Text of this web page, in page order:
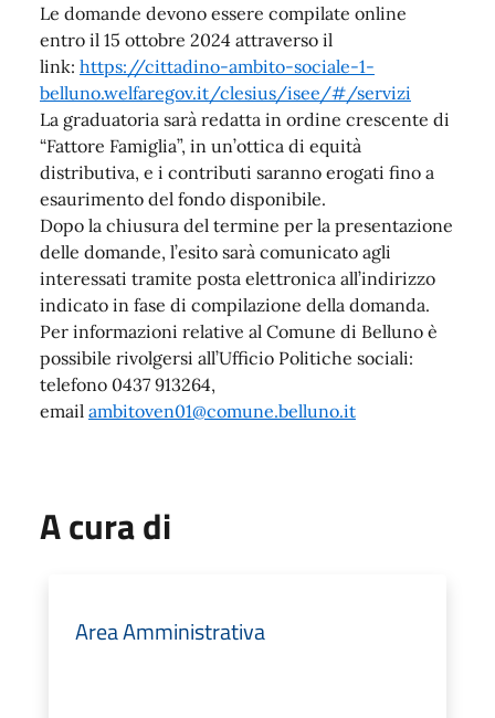
Le domande devono essere compilate online
entro il 15 ottobre 2024 attraverso il
link: https://cittadino-ambito-sociale-1-
belluno.welfaregov.it/clesius/isee/#/servizi
La graduatoria sarà redatta in ordine crescente di
“Fattore Famiglia”, in un’ottica di equità
distributiva, e i contributi saranno erogati fino a
esaurimento del fondo disponibile.
Dopo la chiusura del termine per la presentazione
delle domande, l’esito sarà comunicato agli
interessati tramite posta elettronica all’indirizzo
indicato in fase di compilazione della domanda.
Per informazioni relative al Comune di Belluno è
possibile rivolgersi all’Ufficio Politiche sociali:
telefono 0437 913264,
email ambitoven01@comune.belluno.it
A cura di
Area Amministrativa